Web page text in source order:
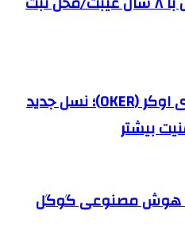
معرفی کرکره فولادی اوکر (OKER)؛ نسل جدید
بیشتر
هوش مصنوعی گوگل